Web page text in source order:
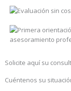
Solicite aquí su
Cuéntenos su